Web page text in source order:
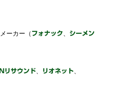
ーカー（ フォナック、
シーメン
リサウンド、 リオネット、